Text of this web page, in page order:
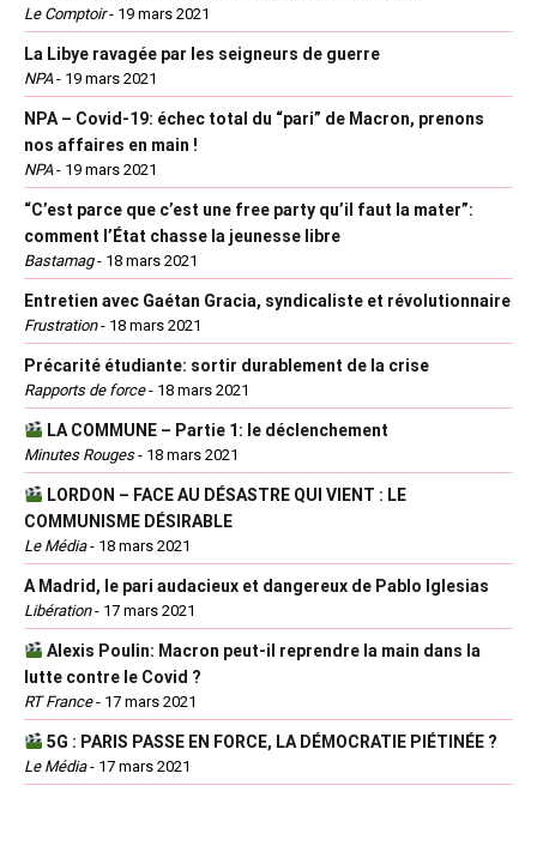
Le Comptoir- 19 mars 2021
La Libye ravagée par les seigneurs de guerre
NPA- 19 mars 2021
NPA – Covid-19: échec total du “pari” de Macron, prenons
nos affaires en main !
NPA- 19 mars 2021
“C’est parce que c’est une free party qu’il faut la mater”:
comment l’État chasse la jeunesse libre
Bastamag- 18 mars 2021
Entretien avec Gaétan Gracia, syndicaliste et révolutionnaire
Frustration- 18 mars 2021
Précarité étudiante: sortir durablement de la crise
Rapports de force- 18 mars 2021
LA COMMUNE – Partie 1: le déclenchement
Minutes Rouges- 18 mars 2021
LORDON – FACE AU DÉSASTRE QUI VIENT : LE
COMMUNISME DÉSIRABLE
Le Média- 18 mars 2021
A Madrid, le pari audacieux et dangereux de Pablo Iglesias
Libération- 17 mars 2021
Alexis Poulin: Macron peut-il reprendre la main dans la
lutte contre le Covid ?
RT France- 17 mars 2021
5G : PARIS PASSE EN FORCE, LA DÉMOCRATIE PIÉTINÉE ?
Le Média- 17 mars 2021